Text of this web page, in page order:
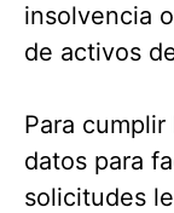
insolvencia
de activos
Para
datos para
solicitudes